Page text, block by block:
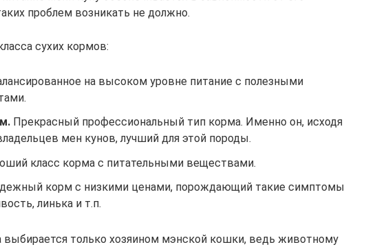
проблем возникать не должно.
сухих кормов:
на высоком уровне питание с полезными
Прекрасный профессиональный тип корма. Именно он, исходя
мен кунов, лучший для этой породы.
класс корма с питательными веществами.
корм с низкими ценами, порождающий такие симптомы
линька и т.п.
выбирается только хозяином мэнской кошки, ведь животному